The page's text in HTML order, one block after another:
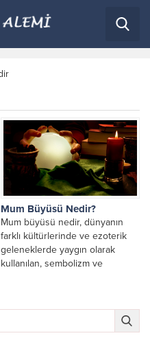
Mum Büyüsü Nedir?
Mum büyüsü nedir, dünyanın
farklı kültürlerinde ve ezoterik
geleneklerde yaygın olarak
kullanılan, sembolizm ve